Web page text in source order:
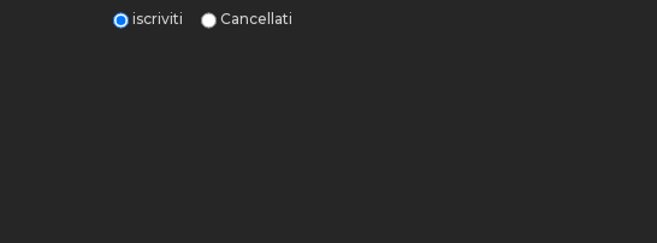
iscriviti Cancellati